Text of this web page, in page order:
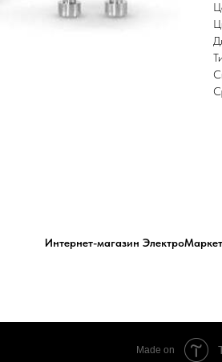
Интернет-магазин
Made on